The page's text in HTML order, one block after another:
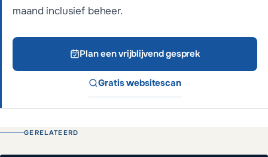
maand inclusief beheer.
Plan een vrijblijvend gesprek
Gratis websitescan
GERELATEERD